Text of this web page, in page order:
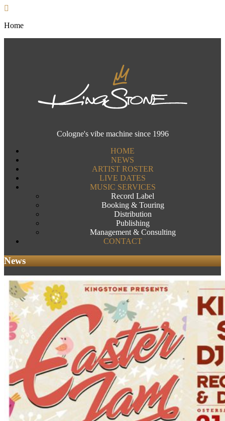
Home
Cologne's vibe machine since 1996
HOME
NEWS
ARTIST ROSTER
LIVE DATES
MUSIC SERVICES
Record Label
Booking & Touring
Distribution
Publishing
Management & Consulting
CONTACT
News